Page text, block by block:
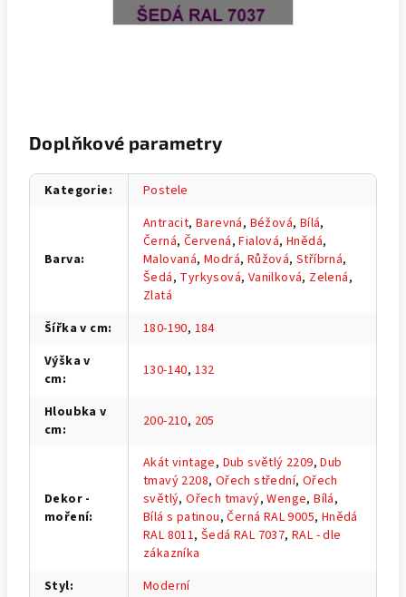
Doplňkové parametry
Kategorie: Postele
Barva:
Antracit,Barevná, Béžová, Bílá,
Černá, Červená,Fialová,Hnědá,
Malovaná,Modrá, Růžová,Stříbrná,
Šedá, Tyrkysová, Vanilková, Zelená,
Zlatá
Šířka v cm: 180-190, 184
Výška v
cm: 130-140, 132
Hloubka v
cm: 200-210, 205
Dekor -
moření:
Akát vintage, Dub světlý 2209,Dub
tmavý 2208, Ořech střední, Ořech
světlý,Ořech tmavý,Wenge,Bílá,
Bílá s patinou,Černá RAL 9005, Hnědá
RAL 8011,Šedá RAL 7037,RAL - dle
zákazníka
Styl:
Moderní